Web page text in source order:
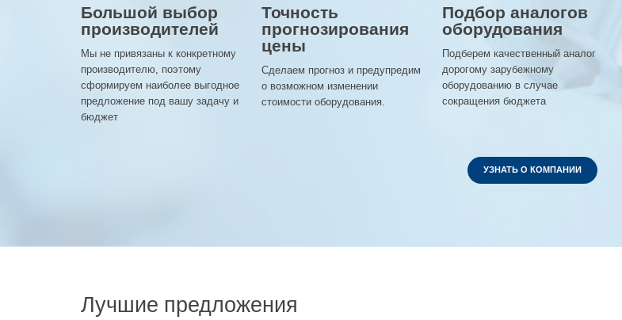
Большой выбор
производителей
Мы не привязаны к конкретному
производителю, поэтому
сформируем наиболее выгодное
предложение под вашу задачу и
бюджет
Точность
прогнозирования
цены
Сделаем прогноз и предупредим
о возможном изменении
стоимости оборудования.
Подбор аналогов
оборудования
Подберем качественный аналог
дорогому зарубежному
оборудованию в случае
сокращения бюджета
УЗНАТЬ О КОМПАНИИ
Лучшие предложения